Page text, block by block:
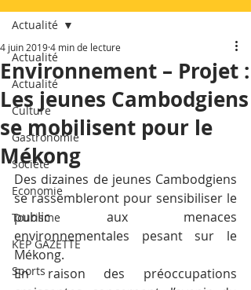
Actualité
Actualité
Culture
Gastronomie
Société
Economie
Tourisme
KEP GAZETTE
Sports
Actualité
Environnement – Projet :
Les jeunes Cambodgiens
se mobilisent pour le
Mékong
4 juin 20194 min de lecture
Des dizaines de jeunes Cambodgiens
se rassembleront pour sensibiliser le
public aux menaces
environnementales pesant sur le
Mékong.
En raison des préoccupations